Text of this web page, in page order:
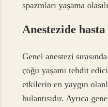
spazmları yaşama
Anestezide
Genel anestezi
çoğu yaşamı tehdit
etkilerin en yaygın
bulantısıdır. Ayrıca